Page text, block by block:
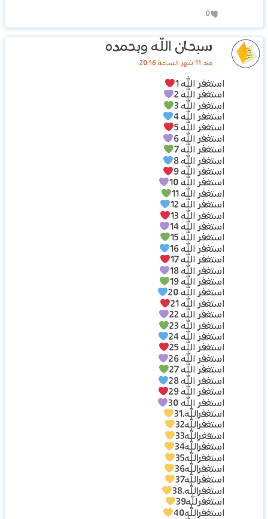
0
سبحان الله وبحمده
منذ 11 شهر الساعة 20:16
استغفر الله 1
استغفر الله 2
استغفر الله 3
استغفر الله 4
استغفر الله 5
استغفر الله 6
استغفر الله 7
استغفر الله 8
استغفر الله 9
استغفر الله 10
استغفر الله 11
استغفر الله 12
استغفر الله 13
استغفر الله 14
استغفر الله 15
استغفر الله 16
استغفر الله 17
استغفر الله 18
استغفر الله 19
استغفر الله 20
استغفر الله 21
استغفر الله 22
استغفر الله 23
استغفر الله 24
استغفر الله 25
استغفر الله 26
استغفر الله 27
استغفر الله 28
استغفر الله 29
استغفر الله 30
استغفرالله.31
استغفرالله32
استفغرالله33
استغفرالله34
استغفرالله35
استغفرالله36
استغفرالله37
استغفرالله.38
استغفرلله39
استغفرالله40